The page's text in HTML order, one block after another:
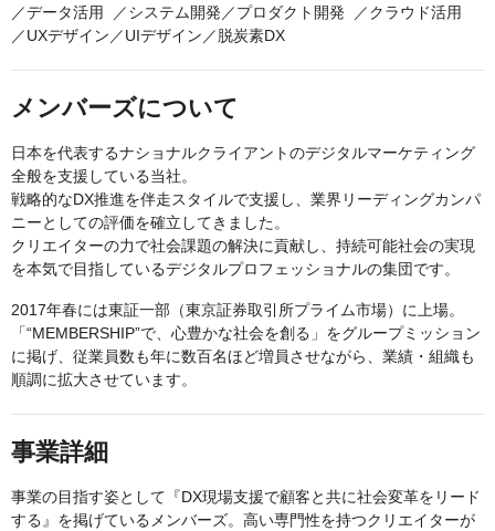
／データ活用 ／システム開発／プロダクト開発 ／クラウド活用
／UXデザイン／UIデザイン／脱炭素DX
メンバーズについて
日本を代表するナショナルクライアントのデジタルマーケティング
全般を支援している当社。
戦略的なDX推進を伴走スタイルで支援し、業界リーディングカンパ
ニーとしての評価を確立してきました。
クリエイターの力で社会課題の解決に貢献し、持続可能社会の実現
を本気で目指しているデジタルプロフェッショナルの集団です。
2017年春には東証一部（東京証券取引所プライム市場）に上場。
「“MEMBERSHIP”で、心豊かな社会を創る」をグループミッション
に掲げ、従業員数も年に数百名ほど増員させながら、業績・組織も
順調に拡大させています。
事業詳細
事業の目指す姿として『DX現場支援で顧客と共に社会変革をリード
する』を掲げているメンバーズ。高い専門性を持つクリエイターが